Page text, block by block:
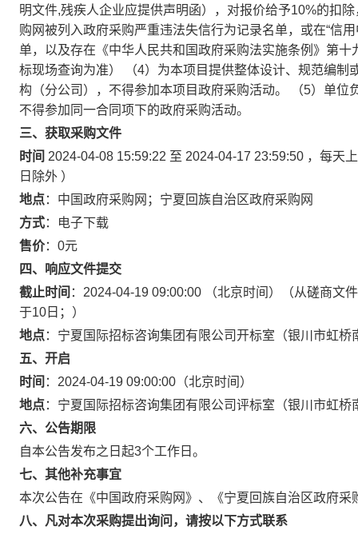
明文件,残疾人企业应提供声明函），对报价给予10%的扣
购网被列入政府采购严重违法失信行为记录名单，或在“信
单，以及存在《中华人民共和国政府采购法实施条例》第
标现场查询为准） （4）为本项目提供整体设计、规范编
构（分公司），不得参加本项目政府采购活动。 （5）单
不得参加同一合同项下的政府采购活动。
三、获取采购文件
时间 2024-04-08 15:59:22 至 2024-04-17 23:59:50 ，每天
日除外 ）
地点：中国政府采购网；宁夏回族自治区政府采购网
方式：电子下载
售价：0元
四、响应文件提交
截止时间 ：2024-04-19 09:00:00 （北京时间）（从磋商文
于10日；）
地点：宁夏国际招标咨询集团有限公司开标室（银川市虹
五、开启
时间 ：2024-04-19 09:00:00（北京时间）
地点：宁夏国际招标咨询集团有限公司评标室（银川市虹
六、公告期限
自本公告发布之日起3个工作日。
七、其他补充事宜
本次公告在《中国政府采购网》、《宁夏回族自治区政府采
八、凡对本次采购提出询问，请按以下方式联系